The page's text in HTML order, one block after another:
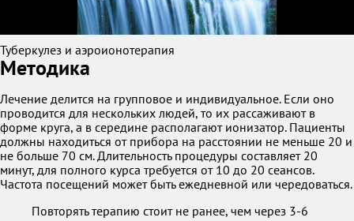
Туберкулез и аэроионотерапия
Методика
Лечение делится на групповое и индивидуальное. Если оно
проводится для нескольких людей, то их рассаживают в
форме круга, а в середине располагают ионизатор. Пациенты
должны находиться от прибора на расстоянии не меньше 20 и
не больше 70 см. Длительность процедуры составляет 20
минут, для полного курса требуется от 10 до 20 сеансов.
Частота посещений может быть ежедневной или чередоваться.
Повторять терапию стоит не ранее, чем через 3-6